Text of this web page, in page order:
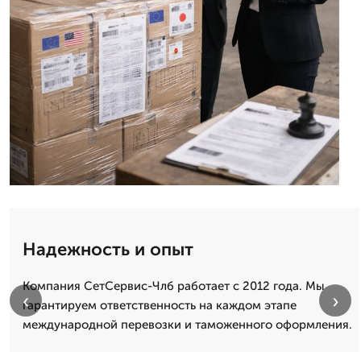
Надежность и опыт
Компания СетСервис-Члб работает с 2012 года. Мы
гарантируем ответственность на каждом этапе
международной перевозки и таможенного оформления.
‹ ›